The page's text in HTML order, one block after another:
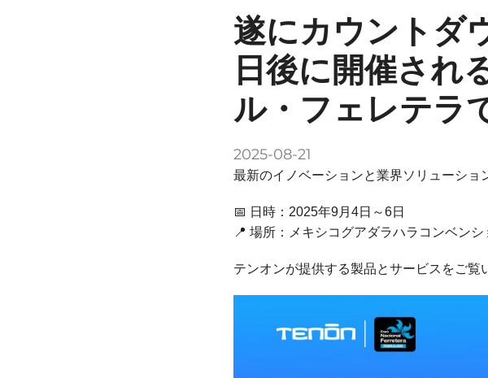
遂にカウントダ
日後に開催され
ル・フェレテラ
2025-08-21
最新のイノベーションと業界ソリューシ
📅 日時：2025年9月4日～6日
📍 場所：メキシコグアダラハラコンベン
テンオンが提供する製品とサービスをご